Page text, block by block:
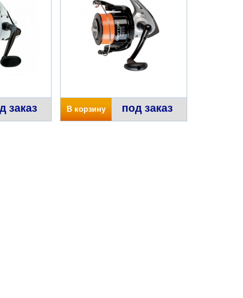
заказ В корзину под заказ